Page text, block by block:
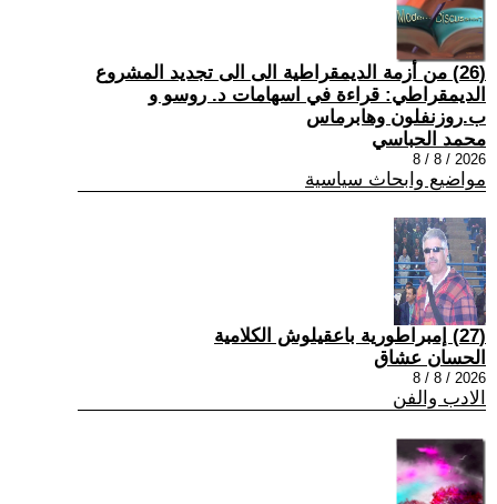
(26) من أزمة الديمقراطية الى الى تجديد المشروع
الديمقراطي: قراءة في اسهامات د. روسو و
ب.روزنفلون وهابرماس
محمد الحباسي
2026 / 8 / 8
مواضيع وابحاث سياسية
(27) إمبراطورية باعقيلوش الكلامية
الحسان عشاق
2026 / 8 / 8
الادب والفن